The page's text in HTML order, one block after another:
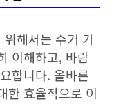
위해서는 수거 가
이해하고, 바람
합니다. 올바른
한 효율적으로 이